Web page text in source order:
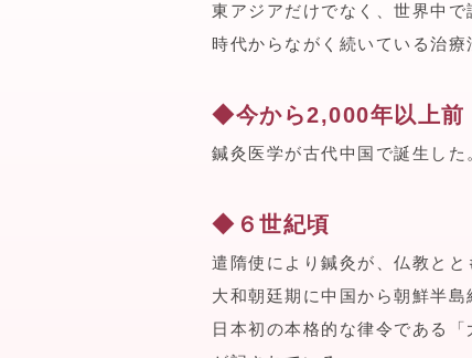
東アジアだけでなく、世界中
時代からながく続いている治療
◆今から2,000年以上前
鍼灸医学が古代中国で誕生した
◆６世紀頃
遣隋使により鍼灸が、仏教とと
大和朝廷期に中国から朝鮮半島
日本初の本格的な律令である